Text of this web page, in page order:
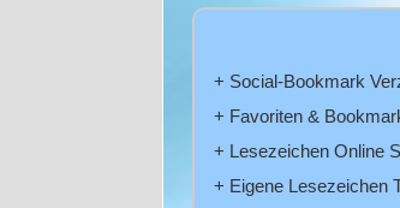
+ Social-Bookmark
+ Favoriten &
+ Lesezeichen Online
+ Eigene Lesezeichen